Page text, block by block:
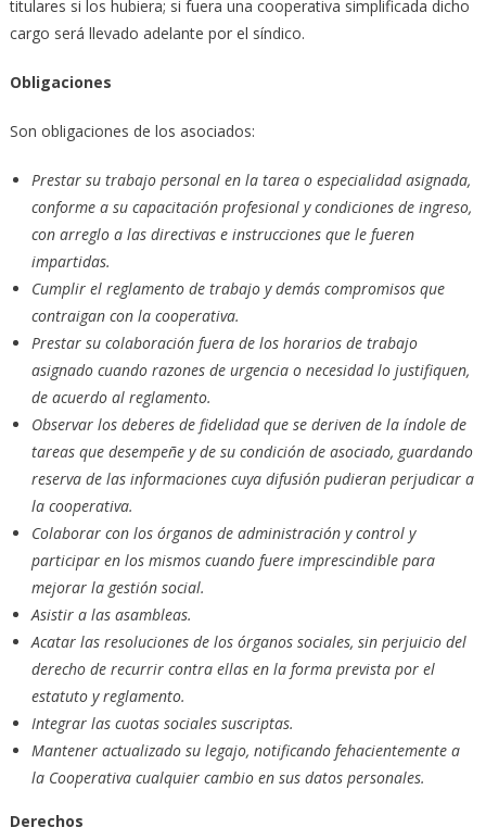
titulares si los hubiera; si fuera una cooperativa simplificada dicho
cargo será llevado adelante por el síndico.
Obligaciones
Son obligaciones de los asociados:
Prestar su trabajo personal en la tarea o especialidad asignada,
conforme a su capacitación profesional y condiciones de ingreso,
con arreglo a las directivas e instrucciones que le fueren
impartidas.
Cumplir el reglamento de trabajo y demás compromisos que
contraigan con la cooperativa.
Prestar su colaboración fuera de los horarios de trabajo
asignado cuando razones de urgencia o necesidad lo justifiquen,
de acuerdo al reglamento.
Observar los deberes de fidelidad que se deriven de la índole de
tareas que desempeñe y de su condición de asociado, guardando
reserva de las informaciones cuya difusión pudieran perjudicar a
la cooperativa.
Colaborar con los órganos de administración y control y
participar en los mismos cuando fuere imprescindible para
mejorar la gestión social.
Asistir a las asambleas.
Acatar las resoluciones de los órganos sociales, sin perjuicio del
derecho de recurrir contra ellas en la forma prevista por el
estatuto y reglamento.
Integrar las cuotas sociales suscriptas.
Mantener actualizado su legajo, notificando fehacientemente a
la Cooperativa cualquier cambio en sus datos personales.
Derechos